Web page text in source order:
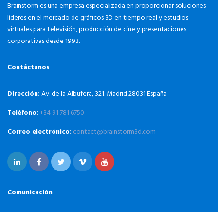
Brainstorm es una empresa especializada en proporcionar soluciones
líderes en el mercado de gráficos 3D en tiempo real y estudios
virtuales para televisión, producción de cine y presentaciones
corporativas desde 1993.
Contáctanos
Dirección:Av. de la Albufera, 321. Madrid 28031 España
Teléfono:+34 91 781 6750
Correo electrónico: contact@brainstorm3d.com
Comunicación